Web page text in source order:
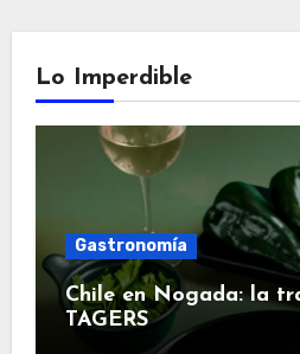
Lo Imperdible
Gastronomía
Chile en Nogada: la
TAGERS